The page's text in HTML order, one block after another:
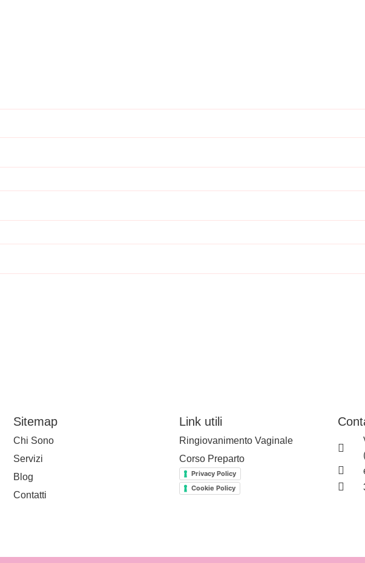
Sitemap
Chi Sono
Servizi
Blog
Contatti
Link utili
Ringiovanimento Vaginale
Corso Preparto
Privacy Policy
Cookie Policy